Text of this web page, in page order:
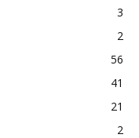
3
2
56
41
21
2